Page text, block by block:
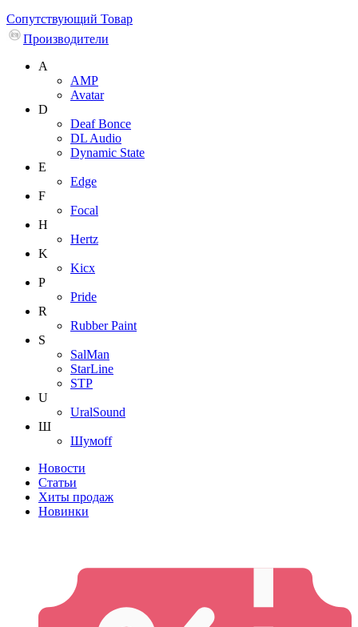
Сопутствующий Товар
Производители
A
AMP
Avatar
D
Deaf Bonce
DL Audio
Dynamic State
E
Edge
F
Focal
H
Hertz
K
Kicx
P
Pride
R
Rubber Paint
S
SalMan
StarLine
STP
U
UralSound
Ш
Шумoff
Новости
Статьи
Хиты продаж
Новинки